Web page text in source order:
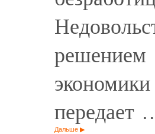
решением
передает
Дальше